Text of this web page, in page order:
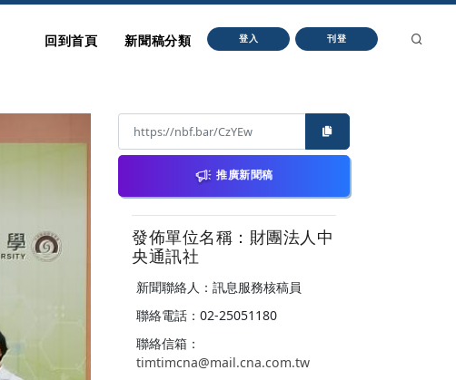
回到首頁 新聞稿分類 登入 刊登
推廣新聞稿
發佈單位名稱：財團法人中
央通訊社
新聞聯絡人：訊息服務核稿員
聯絡電話：02-25051180
聯絡信箱：
timtimcna@mail.cna.com.tw